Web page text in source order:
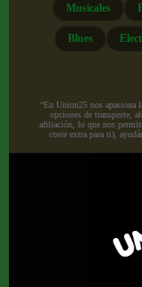
Musicales
Blues
“En Union25 nos apasiona
opciones de transporte,
afiliación, lo que nos
coste extra para ti),